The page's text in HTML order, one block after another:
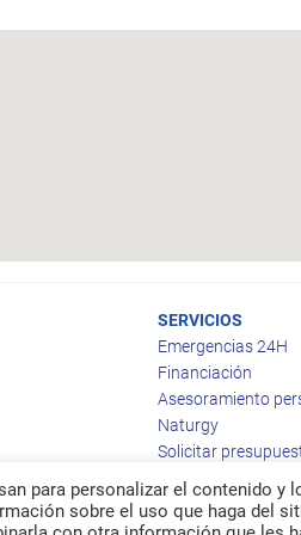
SERVICIOS
Emergencias 24H
Financiación
Asesoramiento
Naturgy
Solicitar
para personalizar el contenido
sobre el uso que haga del